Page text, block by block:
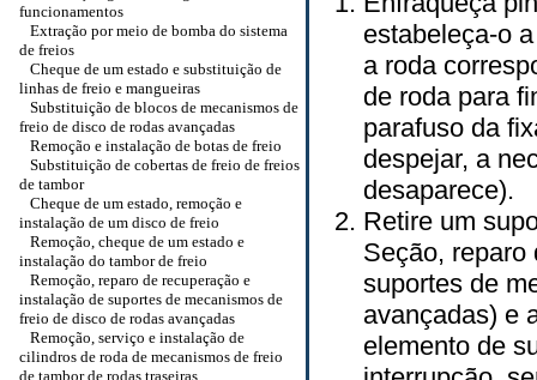
funcionamentos
Extração por meio de bomba do sistema
de freios
Cheque de um estado e substituição de
linhas de freio e mangueiras
Substituição de blocos de mecanismos de
freio de disco de rodas avançadas
Remoção e instalação de botas de freio
Substituição de cobertas de freio de freios
de tambor
Cheque de um estado, remoção e
instalação de um disco de freio
Remoção, cheque de um estado e
instalação do tambor de freio
Remoção, reparo de recuperação e
instalação de suportes de mecanismos de
freio de disco de rodas avançadas
Remoção, serviço e instalação de
cilindros de roda de mecanismos de freio
de tambor de rodas traseiras
estabeleça-o
a roda
de roda para
parafuso da
despejar, a
desaparece).
Retire um
Seção, reparo
suportes de
avançadas) e
elemento de